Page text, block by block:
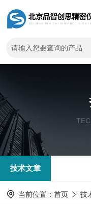
技术文章
当前位置： 首页 技